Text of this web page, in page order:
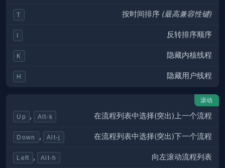
T 按时间排序 (最高兼容性键)
I 反转排序顺序
K 隐藏内核线程
H 隐藏用户线程
滚动
Up , Alt-k 在流程列表中选择(突出) 上一个流程
Down , Alt-j 在流程列表中选择(突出)下一个流程
Left , Alt-h 向左滚动流程列表